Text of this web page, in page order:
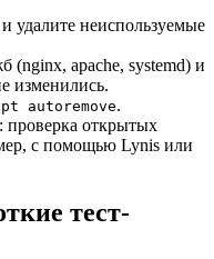
удалите неиспользуемые
(nginx, apache, systemd) и
изменились.
autoremove.
проверка открытых
с помощью Lynis или
тест-